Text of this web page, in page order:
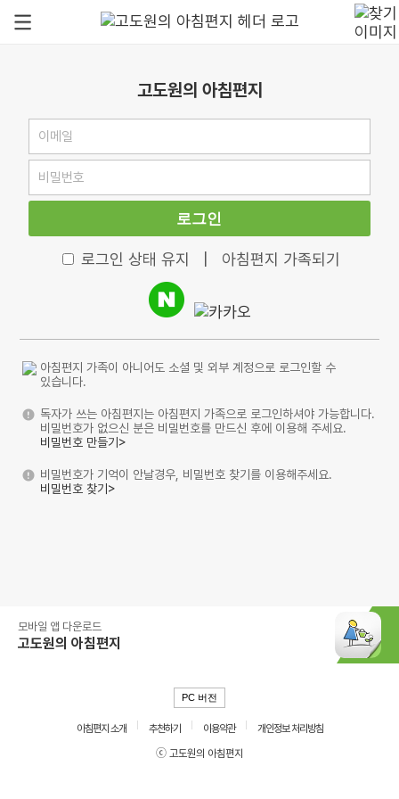
고도원의 아침편지
로그인
로그인 상태 유지 아침편지 가족되기
아침편지 가족이 아니어도 소셜 및 외부 계정으로 로그인할 수
있습니다.
독자가 쓰는 아침편지는 아침편지 가족으로 로그인하셔야 가능합니다.
비밀번호가 없으신 분은 비밀번호를 만드신 후에 이용해 주세요.
비밀번호 만들기>
비밀번호가 기억이 안날경우, 비밀번호 찾기를 이용해주세요.
비밀번호 찾기>
모바일 앱 다운로드
고도원의 아침편지
PC 버전
아침편지 소개 추천하기 이용약관
개인정보 처리방침
ⓒ 고도원의 아침편지